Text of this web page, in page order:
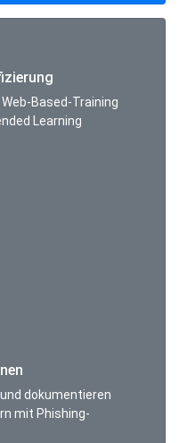
Based-Training
Learning
dokumentieren
mit Phishing-